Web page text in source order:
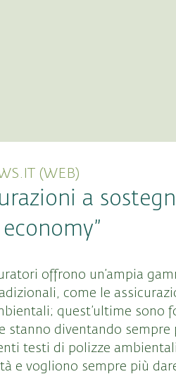
(WEB)
a
offrono un’ampia
come le
quest’ultime sono
stanno diventando sempre
testi di polizze
e vogliono sempre più